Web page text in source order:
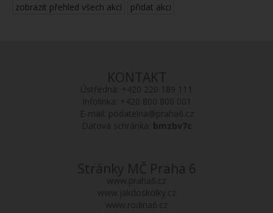
zobrazit přehled všech akcí přidat akci
KONTAKT
Ústředna: +420 220 189 111
Infolinka: +420 800 800 001
E-mail: podatelna@praha6.cz
Datová schránka: bmzbv7c
Stránky MČ Praha 6
www.praha6.cz
www.jakdoskolky.cz
www.rodina6.cz